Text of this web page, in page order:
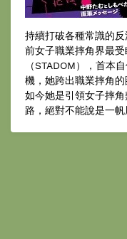
持續打破各種常識的
前女子職業摔角界最
（STADOM），首本
機，她跨出職業摔角的
如今她是引領女子摔
路，絕對不能說是一帆